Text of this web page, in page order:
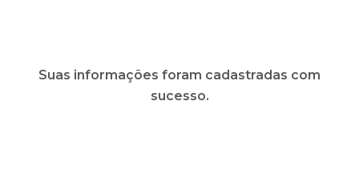
Suas informações foram cadastradas com
sucesso.